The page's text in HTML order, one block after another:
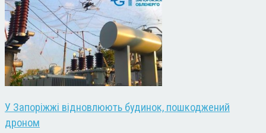
У Запоріжжі відновлюють будинок, пошкоджений
дроном